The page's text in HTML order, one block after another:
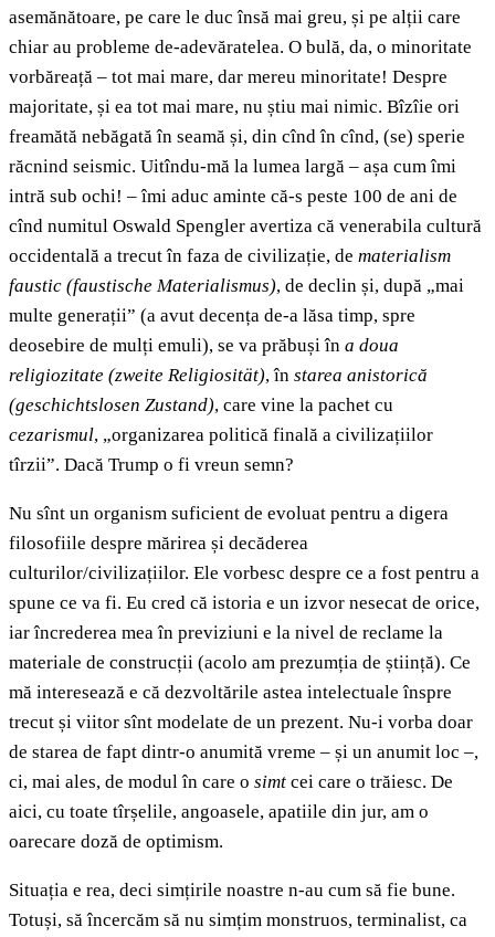
asemănătoare, pe care le duc însă mai greu, și pe alții care
chiar au probleme de-adevăratelea. O bulă, da, o minoritate
vorbăreață – tot mai mare, dar mereu minoritate! Despre
majoritate, și ea tot mai mare, nu știu mai nimic. Bîzîie ori
freamătă nebăgată în seamă și, din cînd în cînd, (se) sperie
răcnind seismic. Uitîndu-mă la lumea largă – așa cum îmi
intră sub ochi! – îmi aduc aminte că-s peste 100 de ani de
cînd numitul Oswald Spengler avertiza că venerabila cultură
occidentală a trecut în faza de civilizație, de materialism
faustic (faustische Materialismus), de declin și, după „mai
multe generații” (a avut decența de-a lăsa timp, spre
deosebire de mulți emuli), se va prăbuși în a doua
religiozitate (zweite Religiosität), în starea anistorică
(geschichtslosen Zustand), care vine la pachet cu
cezarismul, „organizarea politică finală a civilizațiilor
tîrzii”. Dacă Trump o fi vreun semn?
Nu sînt un organism suficient de evoluat pentru a digera
filosofiile despre mărirea și decăderea
culturilor/civilizațiilor. Ele vorbesc despre ce a fost pentru a
spune ce va fi. Eu cred că istoria e un izvor nesecat de orice,
iar încrederea mea în previziuni e la nivel de reclame la
materiale de construcții (acolo am prezumția de știință). Ce
mă interesează e că dezvoltările astea intelectuale înspre
trecut și viitor sînt modelate de un prezent. Nu-i vorba doar
de starea de fapt dintr-o anumită vreme – și un anumit loc –,
ci, mai ales, de modul în care o simt cei care o trăiesc. De
aici, cu toate tîrșelile, angoasele, apatiile din jur, am o
oarecare doză de optimism.
Situația e rea, deci simțirile noastre n-au cum să fie bune.
Totuși, să încercăm să nu simțim monstruos, terminalist, ca